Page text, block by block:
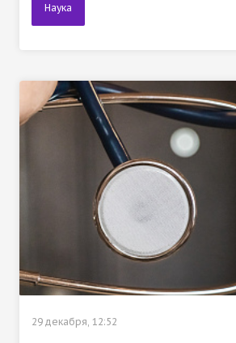
Наука
29 декабря, 12:52